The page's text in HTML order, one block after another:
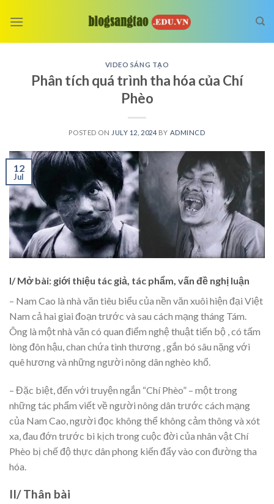
VIDEO SÁNG TẠO
Phân tích quá trình tha hóa của Chí
Phèo
POSTED ON JULY 12, 2024 BY ADMINCD
12
Jul
I/ Mở bài: giới thiệu tác giả, tác phẩm, vấn đề nghị luận
– Nam Cao là nhà văn tiêu biểu của nền văn xuôi hiện đại Việt
Nam cả hai giai đoạn trước và sau cách mạng tháng Tám.
Ông là một nhà văn có quan điểm nghệ thuật tiến bộ , có tấm
lòng đôn hậu, chan chứa tình thương , gắn bó sâu nặng với
quê hương và những người nông dân nghèo khổ.
– Đặc biệt, đến với truyện ngắn “Chí Phèo” – một trong
những tác phẩm viết về người nông dân trước cách mạng
của Nam Cao, người đọc không thể không cảm thông và xót
xa, đau đớn trước bi kịch trong cuộc đời của nhân vật Chí
Phèo bị chế độ thực dân phong kiến đẩy vào con đường tha
hóa.
II/ Thân bài